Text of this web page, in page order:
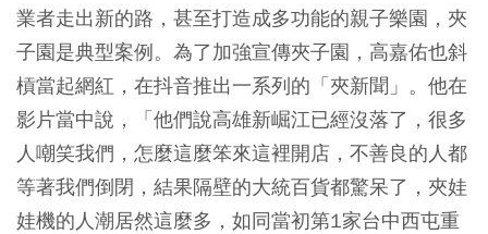
業者走出新的路，甚至打造成多功能的親子樂園，夾
子園是典型案例。為了加強宣傳夾子園，高嘉佑也斜
槓當起網紅，在抖音推出一系列的「夾新聞」。他在
影片當中說，「他們說高雄新崛江已經沒落了，很多
人嘲笑我們，怎麼這麼笨來這裡開店，不善良的人都
等著我們倒閉，結果隔壁的大統百貨都驚呆了，夾娃
娃機的人潮居然這麼多，如同當初第1家台中西屯重